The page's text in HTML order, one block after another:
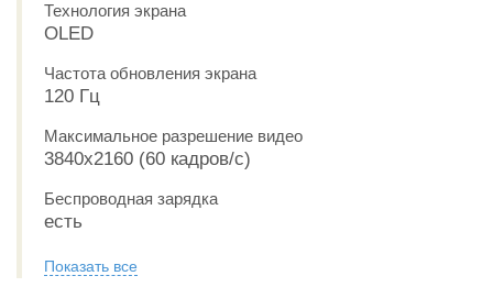
Технология экрана
OLED
Частота обновления экрана
120 Гц
Максимальное разрешение видео
3840x2160 (60 кадров/с)
Беспроводная зарядка
есть
Показать все